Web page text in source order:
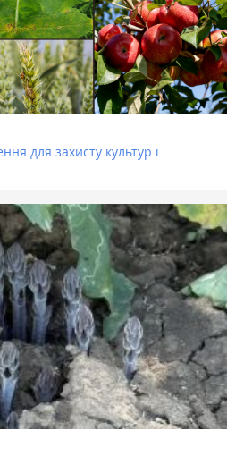
для захисту культур і